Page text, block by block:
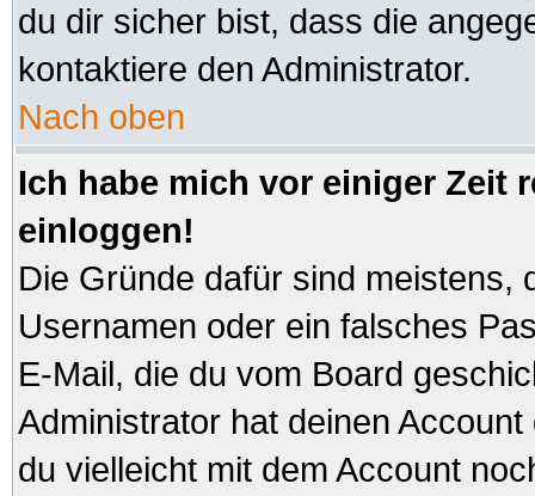
du dir sicher bist, dass die
kontaktiere den Administrator.
Nach oben
Ich habe mich vor einiger Zeit
einloggen!
Die Gründe dafür sind meistens,
Usernamen oder ein falsches
E-Mail, die du vom Board
Administrator hat deinen
du vielleicht mit dem Account